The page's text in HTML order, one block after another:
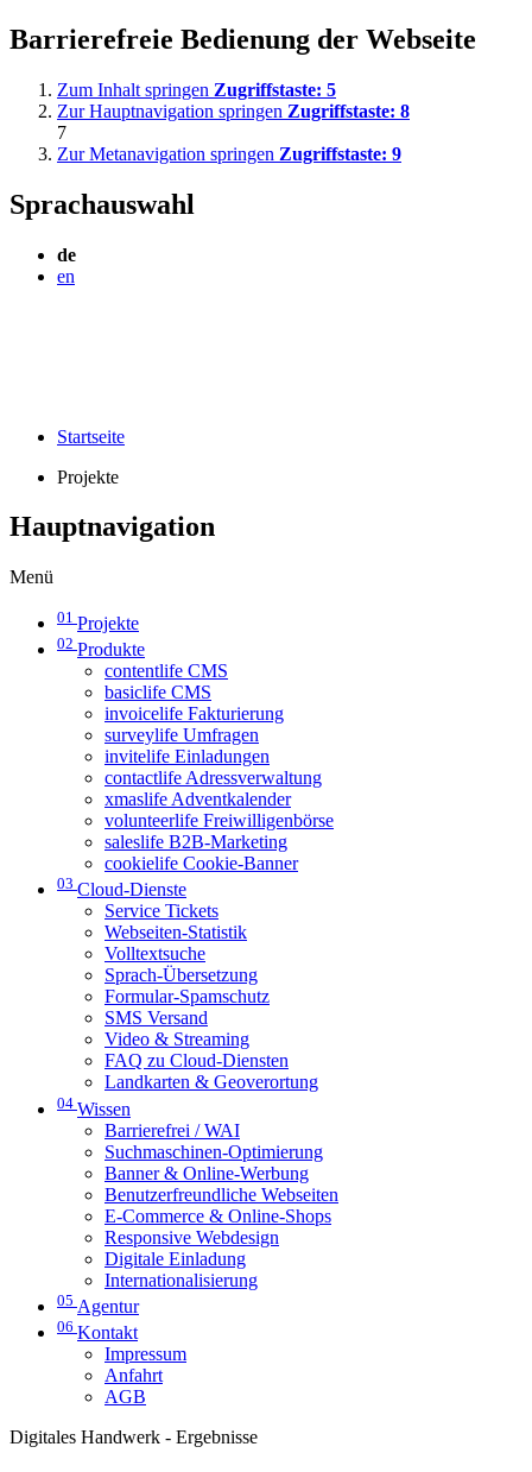
Barrierefreie Bedienung der Webseite
Zum Inhalt springen Zugriffstaste: 5
Zur Hauptnavigation springen Zugriffstaste: 8
7
Zur Metanavigation springen Zugriffstaste: 9
Sprachauswahl
de
en
Startseite
Projekte
Hauptnavigation
Menü
01 Projekte
02 Produkte
contentlife CMS
basiclife CMS
invoicelife Fakturierung
surveylife Umfragen
invitelife Einladungen
contactlife Adressverwaltung
xmaslife Adventkalender
volunteerlife Freiwilligenbörse
saleslife B2B-Marketing
cookielife Cookie-Banner
03 Cloud-Dienste
Service Tickets
Webseiten-Statistik
Volltextsuche
Sprach-Übersetzung
Formular-Spamschutz
SMS Versand
Video & Streaming
FAQ zu Cloud-Diensten
Landkarten & Geoverortung
04 Wissen
Barrierefrei / WAI
Suchmaschinen-Optimierung
Banner & Online-Werbung
Benutzerfreundliche Webseiten
E-Commerce & Online-Shops
Responsive Webdesign
Digitale Einladung
Internationalisierung
05 Agentur
06 Kontakt
Impressum
Anfahrt
AGB
Digitales Handwerk - Ergebnisse